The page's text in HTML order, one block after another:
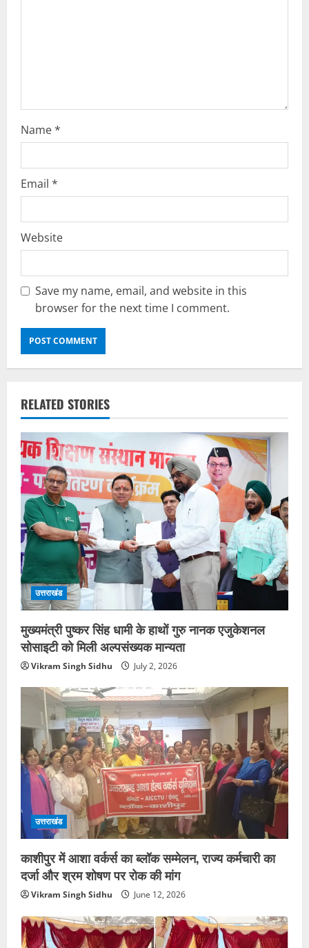
Name*
Email *
Website
Save my name, email, and website in this
browser for the next time I comment.
RELATED STORIES
उत्तराखंड
मुख्यमंत्री पुष्कर सिंह धामी के हाथों गुरु नानक एजुकेशनल
सोसाइटी को मिली अल्पसंख्यक मान्यता
Vikram Singh Sidhu July 2, 2026
उत्तराखंड
काशीपुर में आशा वर्कर्स का ब्लॉक सम्मेलन, राज्य कर्मचारी का
दर्जा और श्रम शोषण पर रोक की मांग
Vikram Singh Sidhu June 12, 2026